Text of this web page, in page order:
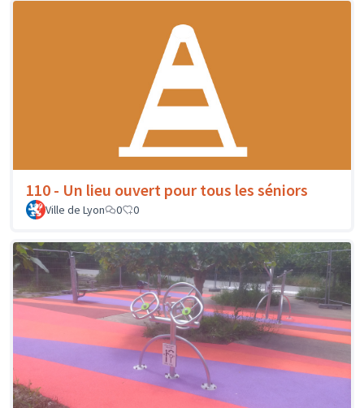
110 - Un lieu ouvert pour tous les séniors
Ville de Lyon 0 0